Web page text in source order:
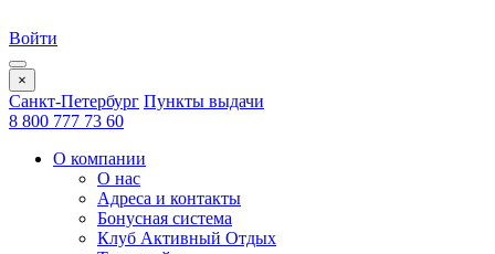
Войти
×
Санкт-Петербург Пункты выдачи
8 800 777 73 60
О компании
О нас
Адреса и контакты
Бонусная система
Клуб Активный Отдых